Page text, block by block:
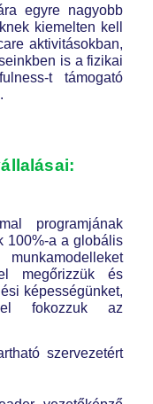
egyre nagyobb
kiemelten kell
aktivitásokban,
is a fizikai
t támogató
programjának
100%-a a globális
megőrizzük és
képességünket,
fokozzuk az
szervezetért